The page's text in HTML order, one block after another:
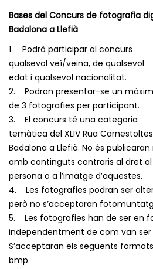
Bases del Concurs de fotografia
Badalona a Llefià
1. Podrà participar al concurs
qualsevol veí/veïna, de qualsevol
edat i qualsevol nacionalitat.
2. Podran presentar-se un màxim
de 3 fotografies per participant.
3. El concurs té una categoria
temàtica del XLIV Rua Carnestoltes
Badalona a Llefià. No és
amb continguts contraris al dret
persona o a l’imatge d’aquestes.
4. Les fotografies podran ser
però no s’acceptaran
5. Les fotografies han de ser en
independentment de com van ser
S’acceptaran els següents
bmp.